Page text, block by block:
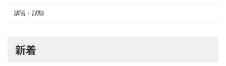
講習・試験
新着